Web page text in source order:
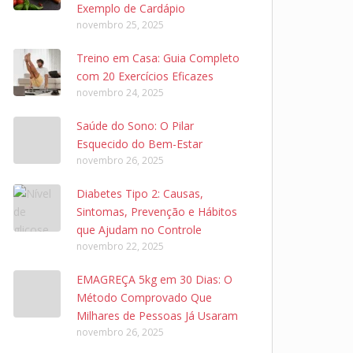
Exemplo de Cardápio
novembro 25, 2025
Treino em Casa: Guia Completo
com 20 Exercícios Eficazes
novembro 24, 2025
Saúde do Sono: O Pilar
Esquecido do Bem-Estar
novembro 26, 2025
Diabetes Tipo 2: Causas,
Sintomas, Prevenção e Hábitos
que Ajudam no Controle
novembro 22, 2025
EMAGREÇA 5kg em 30 Dias: O
Método Comprovado Que
Milhares de Pessoas Já Usaram
novembro 26, 2025